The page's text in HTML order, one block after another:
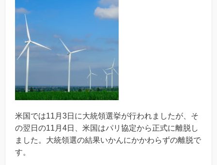
米国では11月3日に大統領選挙が行われましたが、そ
の翌日の11月4日、米国はパリ協定から正式に離脱し
ました。大統領選の結果いかんにかかわらずの離脱で
す。